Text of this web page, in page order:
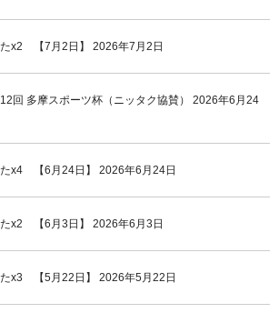
x2 【7月2日】 2026年7月2日
回 多摩スポーツ杯（ニッタク協賛）
2026年6月24
x4 【6月24日】 2026年6月24日
x2 【6月3日】 2026年6月3日
x3 【5月22日】 2026年5月22日